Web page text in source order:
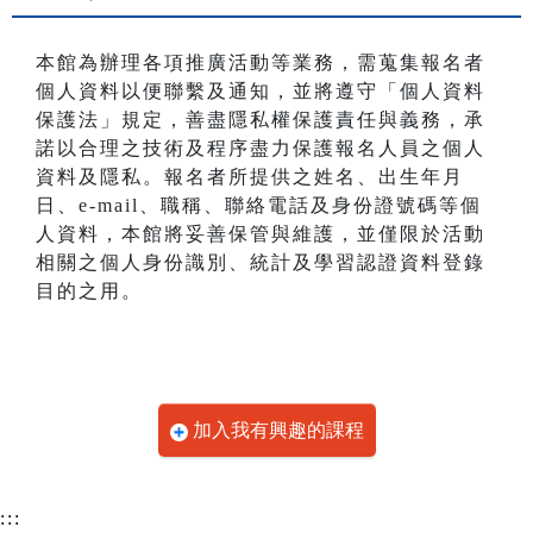
本館為辦理各項推廣活動等業務，需蒐集報名者
個人資料以便聯繫及通知，並將遵守「個人資料
保護法」規定，善盡隱私權保護責任與義務，承
諾以合理之技術及程序盡力保護報名人員之個人
資料及隱私。報名者所提供之姓名、出生年月
日、e-mail、職稱、聯絡電話及身份證號碼等個
人資料，本館將妥善保管與維護，並僅限於活動
相關之個人身份識別、統計及學習認證資料登錄
目的之用。
加入我有興趣的課程
:::